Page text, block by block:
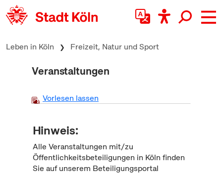
zum Inhalt springen
Leben in Köln Freizeit, Natur und Sport
Veranstaltungen
Vorlesen lassen
Hinweis:
Alle Veranstaltungen mit/zu
Öffentlichkeitsbeteiligungen in Köln finden
Sie auf unserem Beteiligungsportal